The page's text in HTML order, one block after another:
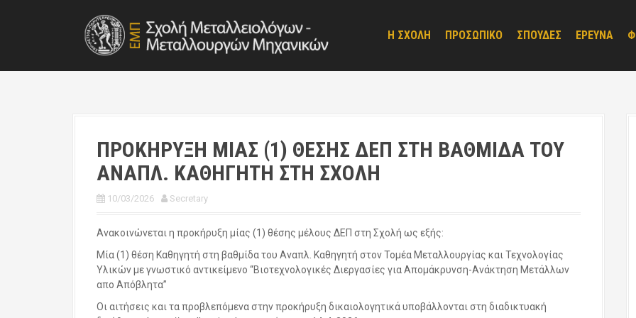
Η ΣΧΟΛΗ ΠΡΟΣΩΠΙΚΟ ΣΠΟΥΔΕΣ ΕΡΕΥΝΑ
ΠΡΟΚΗΡΥΞΗ ΜΙΑΣ (1) ΘΕΣΗΣ ΔΕΠ ΣΤΗ ΒΑΘΜΙΔΑ ΤΟΥ
ΑΝΑΠΛ. ΚΑΘΗΓΗΤΗ ΣΤΗ ΣΧΟΛΗ
10/03/2026 Secretary
Ανακοινώνεται η προκήρυξη μίας (1) θέσης μέλους ΔΕΠ στη Σχολή ως εξής:
Μία (1) θέση Καθηγητή στη βαθμίδα του Αναπλ. Καθηγητή στον Τομέα Μεταλλουργίας και Τεχνολογίας
Υλικών με γνωστικό αντικείμενο “Βιοτεχνολογικές Διεργασίες για Απομάκρυνση-Ανάκτηση Μετάλλων
απο Απόβλητα”
Οι αιτήσεις και τα προβλεπόμενα στην προκήρυξη δικαιολογητικά υποβάλλονται στη διαδικτυακή